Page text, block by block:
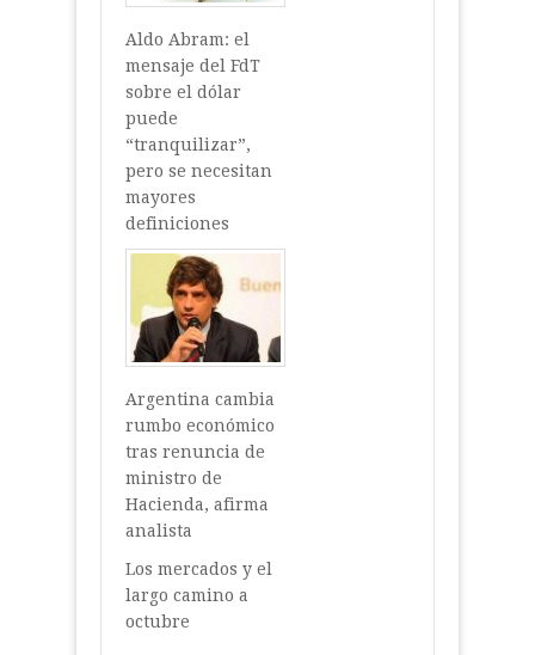
Aldo Abram: el
mensaje del FdT
sobre el dólar
puede
“tranquilizar”,
pero se necesitan
mayores
definiciones
Argentina cambia
rumbo económico
tras renuncia de
ministro de
Hacienda, afirma
analista
Los mercados y el
largo camino a
octubre